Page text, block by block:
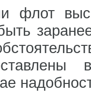
флот